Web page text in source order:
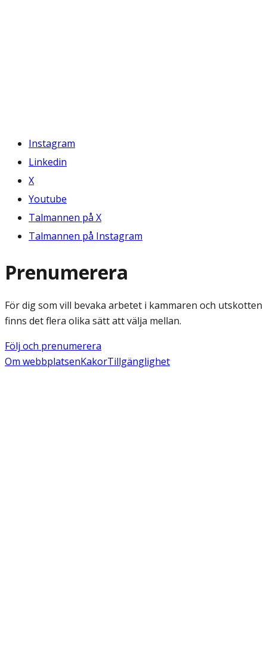
Instagram
Linkedin
X
Youtube
Talmannen på X
Talmannen på Instagram
Prenumerera
För dig som vill bevaka arbetet i kammaren och utskotten
finns det flera olika sätt att välja mellan.
Följ och prenumerera
Om webbplatsenKakorTillgänglighet